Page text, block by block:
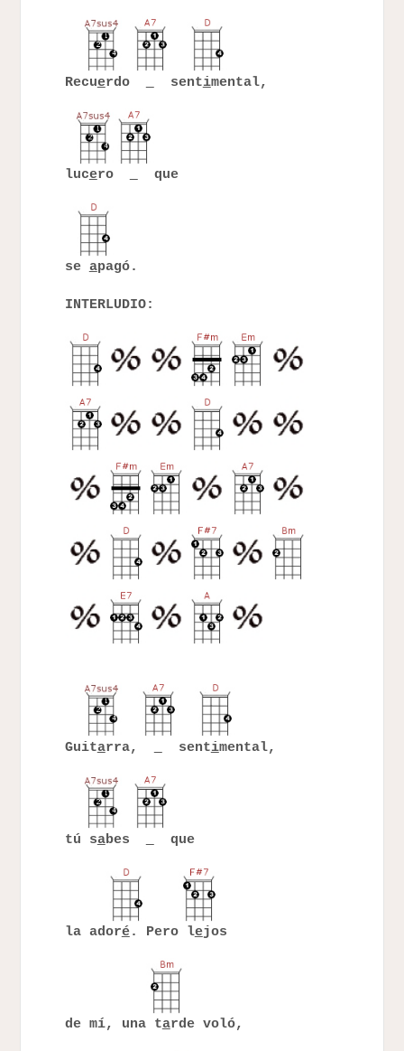
Recuerdo sentimental,
lucero que
se apagó.
INTERLUDIO:
Guitarra, sentimental,
tú sabes que
la adoré. Pero lejos
de mí, una tarde voló,